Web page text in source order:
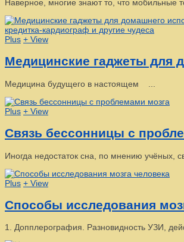
Наверное, многие знают то, что мобильные
Plus + View
Медицинские гаджеты для
Медицина будущего в настоящем ...
Plus + View
Связь бессонницы с
Иногда недостаток сна, по мнению учёных,
Plus + View
Способы исследования
1. Допплерография. Разновидность УЗИ,